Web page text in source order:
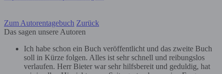
Zum Autorentagebuch Zurück
Das sagen unsere Autoren
Ich habe schon ein Buch veröffentlicht und das zweite Buch
soll in Kürze folgen. Alles ist sehr schnell und reibungslos
verlaufen. Herr Bieter war sehr hilfsbereit und geduldig, hat